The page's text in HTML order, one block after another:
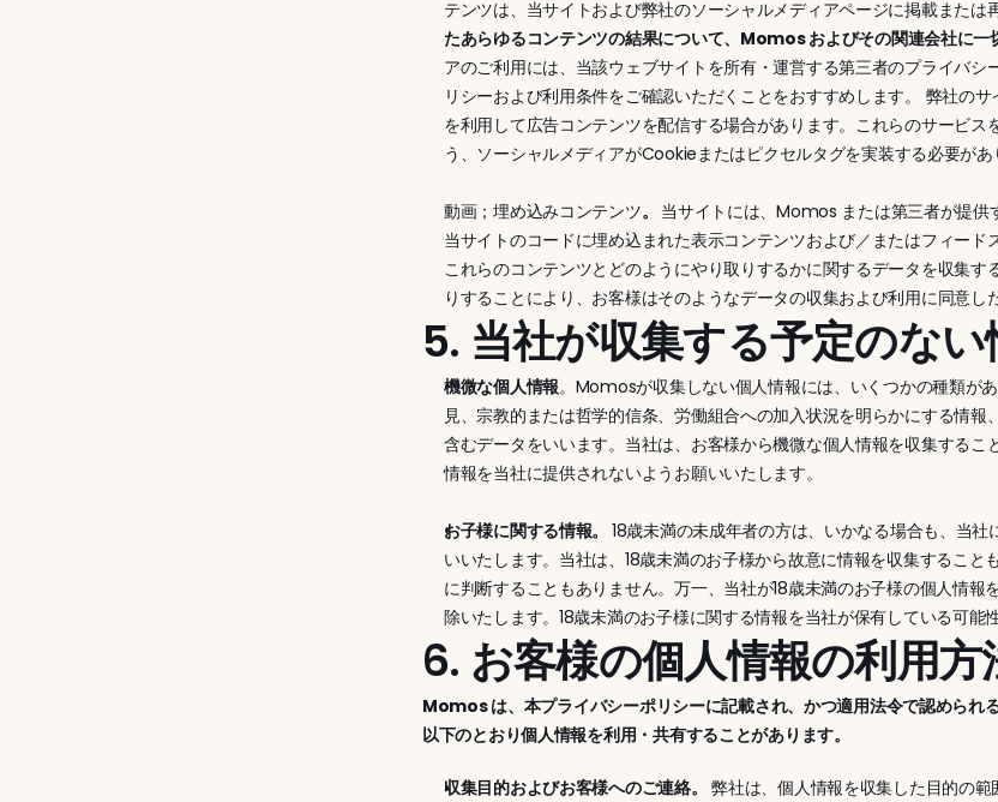
テンツは、当サイトおよび弊社のソーシャルメディアページに掲載または
たあらゆるコンテンツの結果について、Momos およびその関連会社に一
アのご利用には、当該ウェブサイトを所有・運営する第三者のプライバ
リシーおよび利用条件をご確認いただくことをおすすめします。 弊社の
を利用して広告コンテンツを配信する場合があります。これらのサービ
う、ソーシャルメディアがCookieまたはピクセルタグを実装する必要があ
動画；埋め込みコンテンツ。 当サイトには、Momos または第三者が提供
当サイトのコードに埋め込まれた表示コンテンツおよび／またはフィー
これらのコンテンツとどのようにやり取りするかに関するデータを収集
りすることにより、お客様はそのようなデータの収集および利用に同意し
5. 当社が収集する予定のない
機微な個人情報。Momosが収集しない個人情報には、いくつかの種類があ
見、宗教的または哲学的信条、労働組合への加入状況を明らかにする情
含むデータをいいます。当社は、お客様から機微な個人情報を収集する
情報を当社に提供されないようお願いいたします。
お子様に関する情報。 18歳未満の未成年者の方は、いかなる場合も、当
いいたします。当社は、18歳未満のお子様から故意に情報を収集するこ
に判断することもありません。万一、当社が18歳未満のお子様の個人情
除いたします。18歳未満のお子様に関する情報を当社が保有している可能
6. お客様の個人情報の利用方
Momos は、本プライバシーポリシーに記載され、かつ適用法令で認められ
以下のとおり個人情報を利用・共有することがあります。
収集目的およびお客様へのご連絡。 弊社は、個人情報を収集した目的の